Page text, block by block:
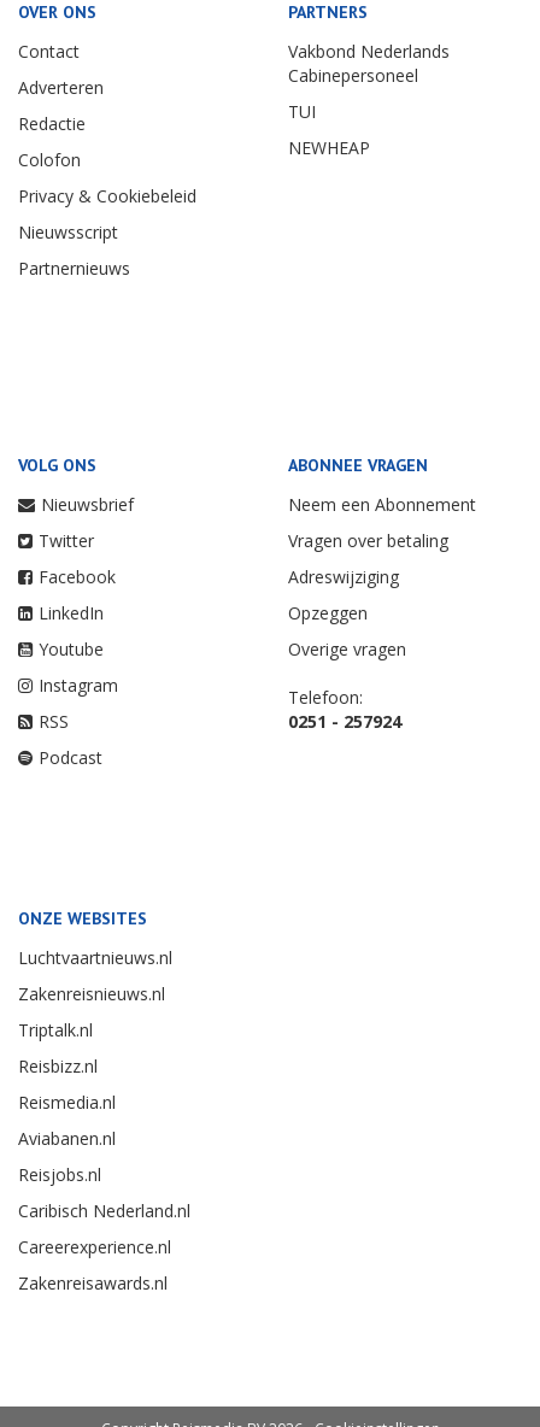
OVER ONS
Contact
Adverteren
Redactie
Colofon
Privacy & Cookiebeleid
Nieuwsscript
Partnernieuws
PARTNERS
Vakbond Nederlands
Cabinepersoneel
TUI
NEWHEAP
VOLG ONS
Nieuwsbrief
Twitter
Facebook
LinkedIn
Youtube
Instagram
RSS
Podcast
ABONNEE VRAGEN
Neem een Abonnement
Vragen over betaling
Adreswijziging
Opzeggen
Overige vragen
Telefoon:
0251 - 257924
ONZE WEBSITES
Luchtvaartnieuws.nl
Zakenreisnieuws.nl
Triptalk.nl
Reisbizz.nl
Reismedia.nl
Aviabanen.nl
Reisjobs.nl
Caribisch Nederland.nl
Careerexperience.nl
Zakenreisawards.nl